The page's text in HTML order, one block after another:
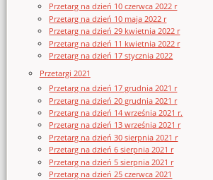
Przetarg na dzień 10 czerwca 2022 r
Przetarg na dzień 10 maja 2022 r
Przetarg na dzień 29 kwietnia 2022 r
Przetarg na dzień 11 kwietnia 2022 r
Przetarg na dzień 17 stycznia 2022
Przetargi 2021
Przetarg na dzień 17 grudnia 2021 r
Przetarg na dzień 20 grudnia 2021 r
Przetarg na dzień 14 września 2021 r.
Przetarg na dzień 13 września 2021 r
Przetarg na dzień 30 sierpnia 2021 r
Przetarg na dzień 6 sierpnia 2021 r
Przetarg na dzień 5 sierpnia 2021 r
Przetarg na dzień 25 czerwca 2021